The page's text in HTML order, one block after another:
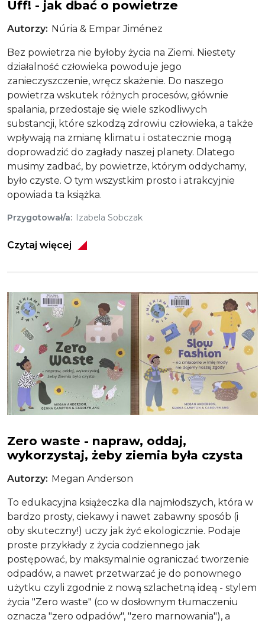
Uff! - jak dbać o powietrze
Autorzy Núria & Empar Jiménez
Bez powietrza nie byłoby życia na Ziemi. Niestety
działalność człowieka powoduje jego
zanieczyszczenie, wręcz skażenie. Do naszego
powietrza wskutek różnych procesów, głównie
spalania, przedostaje się wiele szkodliwych
substancji, które szkodzą zdrowiu człowieka, a także
wpływają na zmianę klimatu i ostatecznie mogą
doprowadzić do zagłady naszej planety. Dlatego
musimy zadbać, by powietrze, którym oddychamy,
było czyste. O tym wszystkim prosto i atrakcyjnie
opowiada ta książka.
Przygotował/a Izabela Sobczak
Czytaj więcej
Obraz
Zero waste - napraw, oddaj,
wykorzystaj, żeby ziemia była czysta
Autorzy Megan Anderson
To edukacyjna książeczka dla najmłodszych, która w
bardzo prosty, ciekawy i nawet zabawny sposób (i
oby skuteczny!) uczy jak żyć ekologicznie. Podaje
proste przykłady z życia codziennego jak
postępować, by maksymalnie ograniczać tworzenie
odpadów, a nawet przetwarzać je do ponownego
użytku czyli zgodnie z nową szlachetną ideą - stylem
życia "Zero waste" (co w dosłownym tłumaczeniu
oznacza "zero odpadów", "zero marnowania"), a